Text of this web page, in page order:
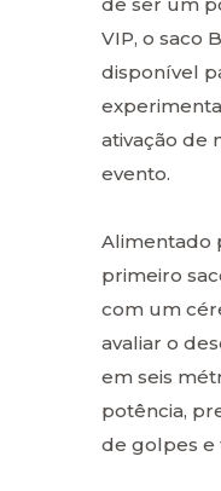
VIP, o saco
disponível
ativação de
evento.
Alimentado
primeiro
com um
avaliar o
em seis
potência,
de golpes e